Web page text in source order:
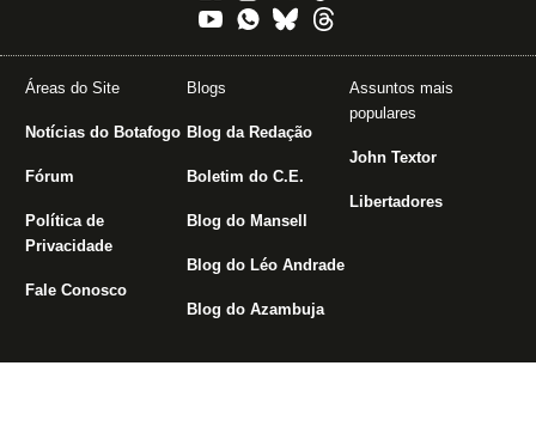
Áreas do Site
Notícias do Botafogo
Fórum
Política de
Privacidade
Fale Conosco
Blogs
Blog da Redação
Boletim do C.E.
Blog do Mansell
Blog do Léo Andrade
Blog do Azambuja
Assuntos mais
populares
John Textor
Libertadores